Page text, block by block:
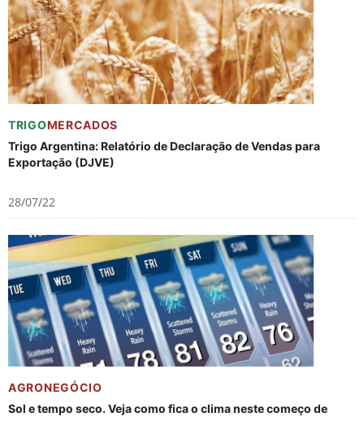
TRIGOMERCADOS
Trigo Argentina: Relatório de Declaração de Vendas para
Exportação (DJVE)
28/07/22
AGRONEGÓCIO
Sol e tempo seco. Veja como fica o clima neste começo de